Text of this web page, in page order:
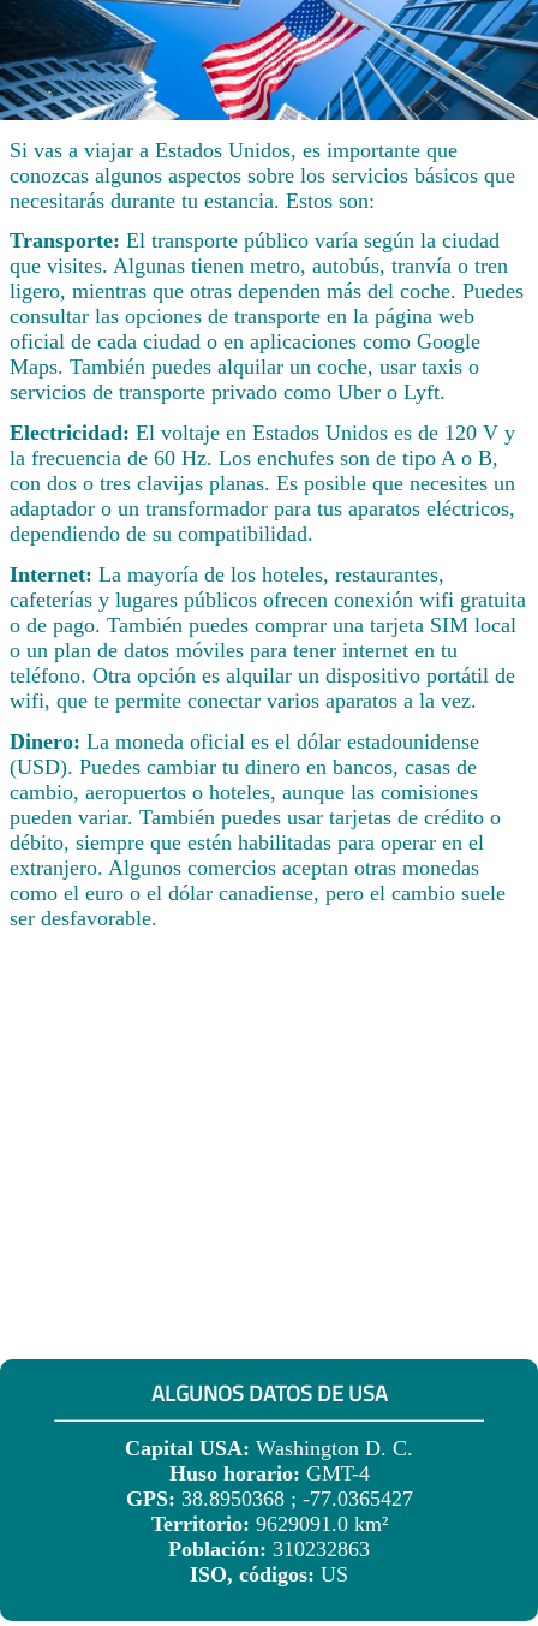
Si vas a viajar a Estados Unidos, es importante que
conozcas algunos aspectos sobre los servicios básicos que
necesitarás durante tu estancia. Estos son:
Transporte: El transporte público varía según la ciudad
que visites. Algunas tienen metro, autobús, tranvía o tren
ligero, mientras que otras dependen más del coche. Puedes
consultar las opciones de transporte en la página web
oficial de cada ciudad o en aplicaciones como Google
Maps. También puedes alquilar un coche, usar taxis o
servicios de transporte privado como Uber o Lyft.
Electricidad: El voltaje en Estados Unidos es de 120 V y
la frecuencia de 60 Hz. Los enchufes son de tipo A o B,
con dos o tres clavijas planas. Es posible que necesites un
adaptador o un transformador para tus aparatos eléctricos,
dependiendo de su compatibilidad.
Internet: La mayoría de los hoteles, restaurantes,
cafeterías y lugares públicos ofrecen conexión wifi gratuita
o de pago. También puedes comprar una tarjeta SIM local
o un plan de datos móviles para tener internet en tu
teléfono. Otra opción es alquilar un dispositivo portátil de
wifi, que te permite conectar varios aparatos a la vez.
Dinero: La moneda oficial es el dólar estadounidense
(USD). Puedes cambiar tu dinero en bancos, casas de
cambio, aeropuertos o hoteles, aunque las comisiones
pueden variar. También puedes usar tarjetas de crédito o
débito, siempre que estén habilitadas para operar en el
extranjero. Algunos comercios aceptan otras monedas
como el euro o el dólar canadiense, pero el cambio suele
ser desfavorable.
ALGUNOS DATOS DE USA
Capital USA: Washington D. C.
Huso horario: GMT-4
GPS: 38.8950368 ; -77.0365427
Territorio: 9629091.0 km²
Población: 310232863
ISO, códigos: US